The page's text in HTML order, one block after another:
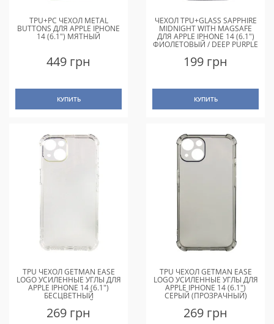
TPU+PC ЧЕХОЛ METAL
BUTTONS ДЛЯ APPLE IPHONE
14 (6.1") МЯТНЫЙ
449 грн
КУПИТЬ
ЧЕХОЛ TPU+GLASS SAPPHIRE
MIDNIGHT WITH MAGSAFE
ДЛЯ APPLE IPHONE 14 (6.1")
ФИОЛЕТОВЫЙ / DEEP PURPLE
199 грн
КУПИТЬ
TPU ЧЕХОЛ GETMAN EASE
LOGO УСИЛЕННЫЕ УГЛЫ ДЛЯ
APPLE IPHONE 14 (6.1")
БЕСЦВЕТНЫЙ
(ПРОЗРАЧНЫЙ)
269 грн
TPU ЧЕХОЛ GETMAN EASE
LOGO УСИЛЕННЫЕ УГЛЫ ДЛЯ
APPLE IPHONE 14 (6.1")
СЕРЫЙ (ПРОЗРАЧНЫЙ)
269 грн